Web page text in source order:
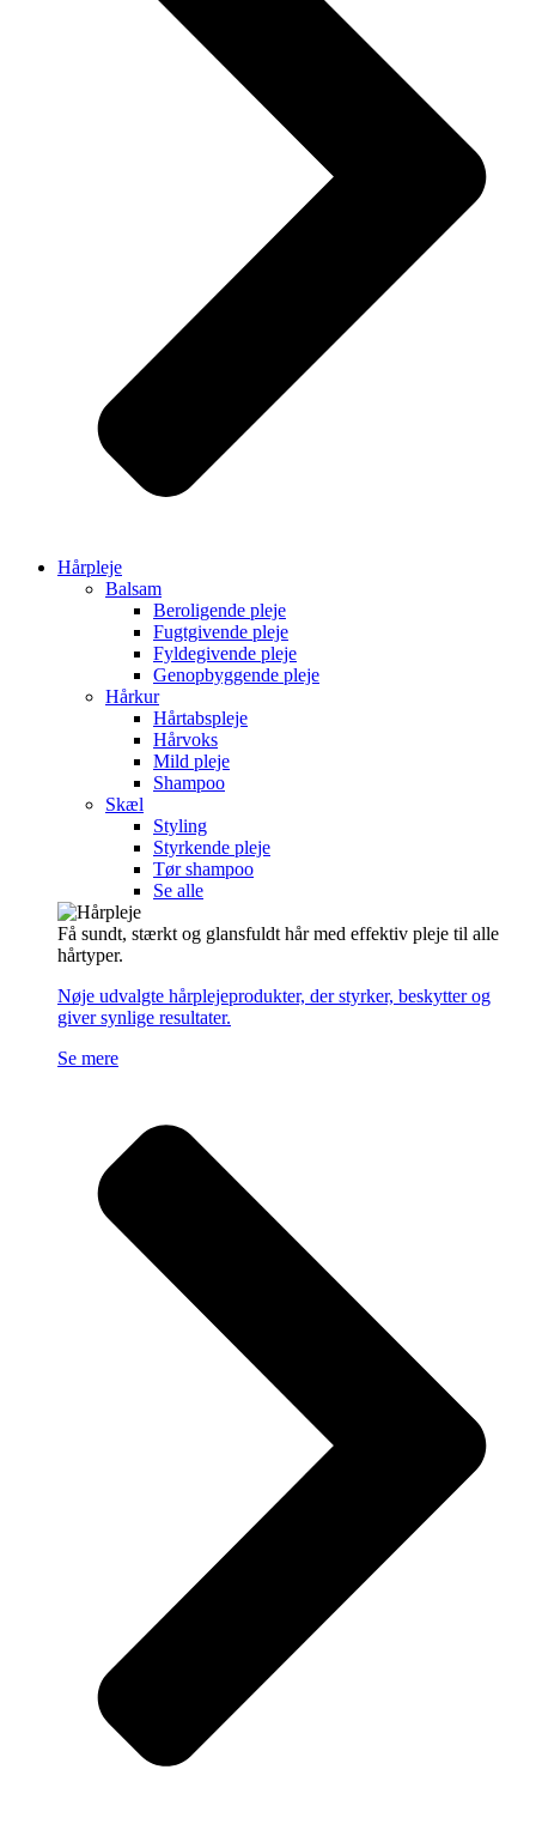
Hårpleje
Balsam
Beroligende pleje
Fugtgivende pleje
Fyldegivende pleje
Genopbyggende pleje
Hårkur
Hårtabspleje
Hårvoks
Mild pleje
Shampoo
Skæl
Styling
Styrkende pleje
Tør shampoo
Se alle
Få sundt, stærkt og glansfuldt hår med effektiv pleje til alle
hårtyper.
Nøje udvalgte hårplejeprodukter, der styrker, beskytter og
giver synlige resultater.
Se mere